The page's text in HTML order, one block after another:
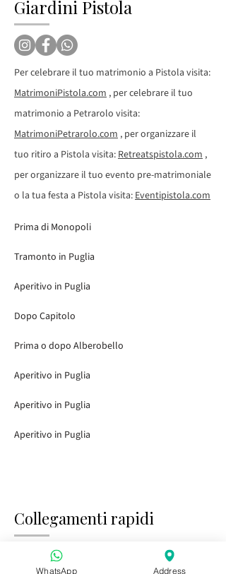
Giardini Pistola
Per celebrare il tuo matrimonio a Pistola visita:
MatrimoniPistola.com , per celebrare il tuo
matrimonio a Petrarolo visita:
MatrimoniPetrarolo.com , per organizzare il
tuo ritiro a Pistola visita:Retreatspistola.com ,
per organizzare il tuo evento pre-matrimoniale
o la tua festa a Pistola visita:Eventipistola.com
Prima di Monopoli
Tramonto in Puglia
Aperitivo in Puglia
Dopo Capitolo
Prima o dopo Alberobello
Aperitivo in Puglia
Aperitivo in Puglia
Aperitivo in Puglia
Collegamenti rapidi
Visitare i giardini
WhatsApp Address